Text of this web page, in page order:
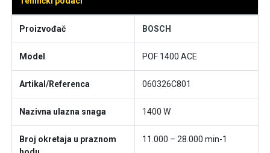
Proizvođač BOSCH
Model POF 1400 ACE
Artikal/Referenca 060326C801
Nazivna ulazna snaga 1400 W
Broj okretaja u praznom
11.000 – 28.000 min-1